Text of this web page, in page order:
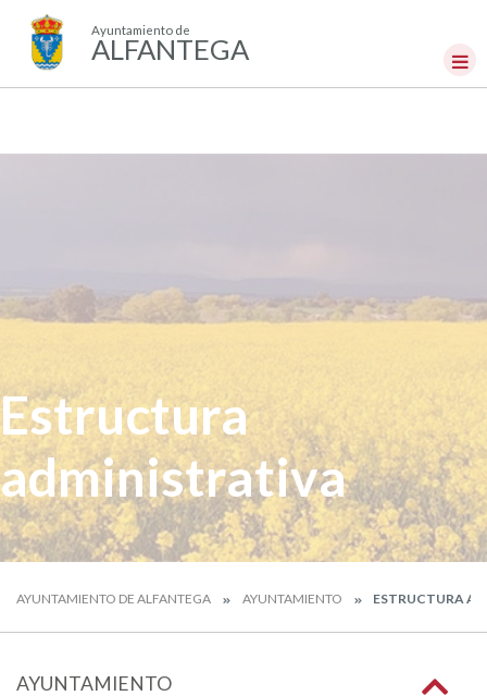
Ayuntamiento de
ALFANTEGA
Estructura
administrativa
AYUNTAMIENTO DE ALFANTEGA AYUNTAMIENTO ESTRUCTURA
AYUNTAMIENTO